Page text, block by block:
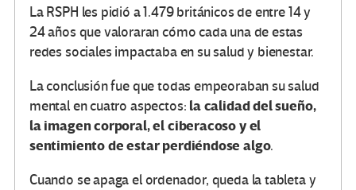
La RSPH les pidió a 1.479 británicos de entre 14 y
24 años que valoraran cómo cada una de estas
redes sociales impactaba en su salud y bienestar.
La conclusión fue que todas empeoraban su salud
mental en cuatro aspectos: la calidad del sueño,
la imagen corporal, el ciberacoso y el
sentimiento de estar perdiéndose algo.
Cuando se apaga el ordenador, queda la tableta y